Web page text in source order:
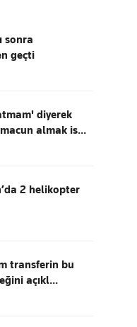
sonra
geçti
diyerek
almak is...
2 helikopter
transferin bu
açıkl...